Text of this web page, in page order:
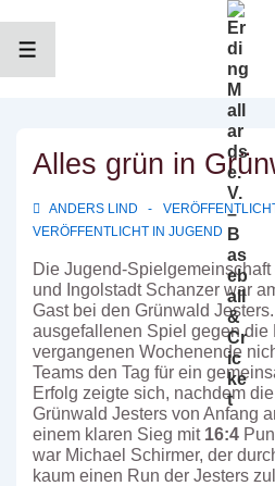
InhaltMENÜ
Alles grün in
ANDERS LIND
VERÖFFENTLICHT IN JUGEND
Die Jugend-
und Ingolstadt Schanzer war
Gast bei den Grünwald Jesters.
ausgefallenen Spiel gegen die
vergangenen Wochenende
Teams den Tag für ein
Erfolg zeigte sich, nachdem
Grünwald Jesters von Anfang
einem klaren Sieg mit 16:4
war Michael Schirmer, der
kaum einen Run der Jesters